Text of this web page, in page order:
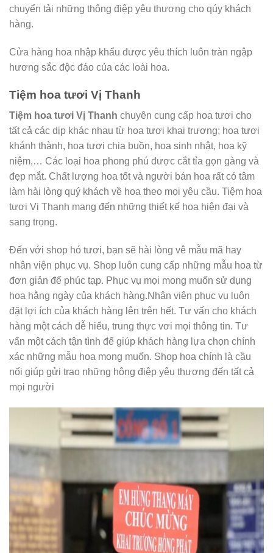
chuyển tải những thông điệp yêu thương cho qúy khách
hàng.
Cửa hàng hoa nhập khẩu được yêu thích luôn tràn ngập
hương sắc độc đáo của các loài hoa.
Tiệm hoa tươi Vị Thanh
Tiệm hoa tươi Vị Thanh chuyên cung cấp hoa tươi cho
tất cả các dịp khác nhau từ hoa tươi khai trương; hoa tươi
khánh thành, hoa tươi chia buồn, hoa sinh nhật, hoa kỹ
niệm,… Các loại hoa phong phú được cắt tỉa gọn gàng và
đẹp mắt. Chất lượng hoa tốt và người bán hoa rất có tâm
làm hài lòng quý khách về hoa theo mọi yêu cầu. Tiệm hoa
tươi Vị Thanh mang đến những thiết kế hoa hiện đại và
sang trọng.
Đến với shop hó tươi, bạn sẽ hài lòng vê mẫu mã hay
nhân viện phục vụ. Shop luôn cung cấp những mẫu hoa từ
đơn giản đế phúc tạp. Phục vụ mọi mong muốn sử dụng
hoa hằng ngày của khách hàng.Nhân viên phục vụ luôn
đặt lợi ích của khách hàng lên trên hết. Tư vấn cho khách
hàng một cách dễ hiểu, trung thực vơi mọi thông tin. Tư
vấn một cách tận tình để giúp khách hàng lựa chọn chính
xác những mẫu hoa mong muốn. Shop hoa chính là cầu
nối giúp gửi trao những hông điệp yêu thương đến tất cả
mọi người